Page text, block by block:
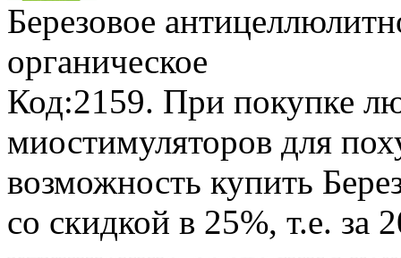
Березовое
органическое
Код:2159. При покупке
миостимуляторов для
возможность купить
со скидкой в 25%, т.е. за